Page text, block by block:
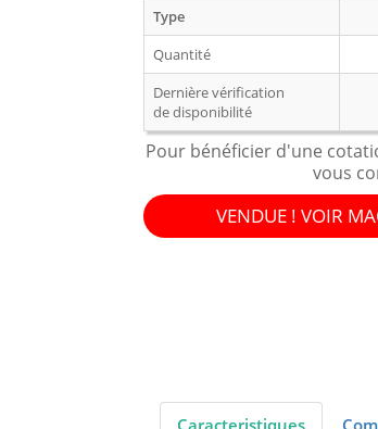
Type
Quantité
Dernière vérification
de disponibilité
Pour bénéficier d'une
vous
VENDUE ! VOIR
Caracteristiques